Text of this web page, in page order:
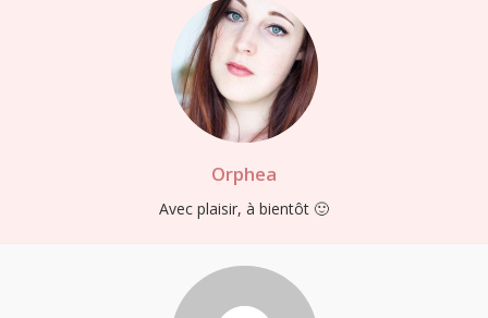
Orphea
Avec plaisir, à bientôt 🙂